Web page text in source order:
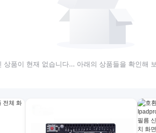
상품이 현재 없습니다... 아래의 상품들을 확인해